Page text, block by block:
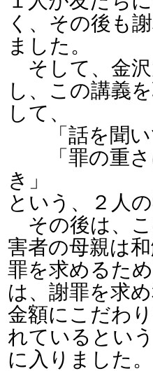
く、その後も
ました。
そして、金沢
し、この講義
して、
「話を聞い
「罪の重さ
き」
という、２人
その後は、こ
害者の母親は
罪を求めるた
は、謝罪を求
金額にこだわ
れているとい
に入りました。